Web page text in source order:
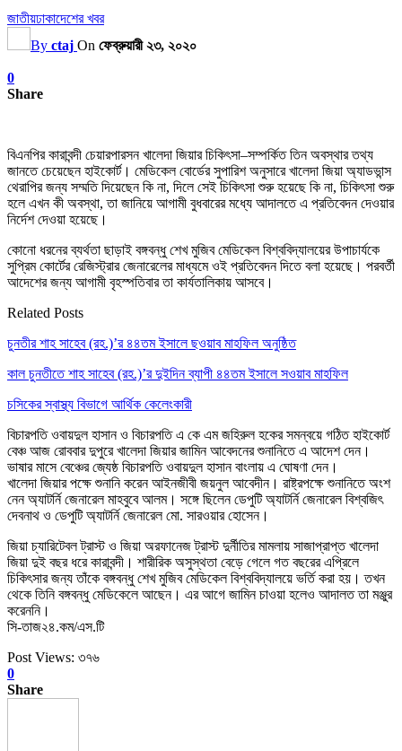
জাতীয়ঢাকাদেশের খবর
By ctaj On ফেব্রুয়ারী ২৩, ২০২০
0
Share
বিএনপির কারাবন্দী চেয়ারপারসন খালেদা জিয়ার চিকিৎসা–সম্পর্কিত তিন অবস্থার তথ্য
জানতে চেয়েছেন হাইকোর্ট। মেডিকেল বোর্ডের সুপারিশ অনুসারে খালেদা জিয়া অ্যাডভান্স
থেরাপির জন্য সম্মতি দিয়েছেন কি না, দিলে সেই চিকিৎসা শুরু হয়েছে কি না, চিকিৎসা শুরু
হলে এখন কী অবস্থা, তা জানিয়ে আগামী বুধবারের মধ্যে আদালতে এ প্রতিবেদন দেওয়ার
নির্দেশ দেওয়া হয়েছে।
কোনো ধরনের ব্যর্থতা ছাড়াই বঙ্গবন্ধু শেখ মুজিব মেডিকেল বিশ্ববিদ্যালয়ের উপাচার্যকে
সুপ্রিম কোর্টের রেজিস্ট্রার জেনারেলের মাধ্যমে ওই প্রতিবেদন দিতে বলা হয়েছে। পরবর্তী
আদেশের জন্য আগামী বৃহস্পতিবার তা কার্যতালিকায় আসবে।
Related Posts
চুনতীর শাহ সাহেব (রহ.)’র ৪৪তম ইসালে ছওয়াব মাহফিল অনুষ্ঠিত
কাল চুনতীতে শাহ সাহেব (রহ.)’র দুইদিন ব্যাপী ৪৪তম ইসালে সওয়াব মাহফিল
চসিকের স্বাস্থ্য বিভাগে আর্থিক কেলেংকারী
বিচারপতি ওবায়দুল হাসান ও বিচারপতি এ কে এম জহিরুল হকের সমন্বয়ে গঠিত হাইকোর্ট
বেঞ্চ আজ রোববার দুপুরে খালেদা জিয়ার জামিন আবেদনের শুনানিতে এ আদেশ দেন।
ভাষার মাসে বেঞ্চের জ্যেষ্ঠ বিচারপতি ওবায়দুল হাসান বাংলায় এ ঘোষণা দেন।
খালেদা জিয়ার পক্ষে শুনানি করেন আইনজীবী জয়নুল আবেদীন। রাষ্ট্রপক্ষে শুনানিতে অংশ
নেন অ্যাটর্নি জেনারেল মাহবুবে আলম। সঙ্গে ছিলেন ডেপুটি অ্যাটর্নি জেনারেল বিশ্বজিৎ
দেবনাথ ও ডেপুটি অ্যাটর্নি জেনারেল মো. সারওয়ার হোসেন।
জিয়া চ্যারিটেবল ট্রাস্ট ও জিয়া অরফানেজ ট্রাস্ট দুর্নীতির মামলায় সাজাপ্রাপ্ত খালেদা
জিয়া দুই বছর ধরে কারাবন্দী। শারীরিক অসুস্থতা বেড়ে গেলে গত বছরের এপ্রিলে
চিকিৎসার জন্য তাঁকে বঙ্গবন্ধু শেখ মুজিব মেডিকেল বিশ্ববিদ্যালয়ে ভর্তি করা হয়। তখন
থেকে তিনি বঙ্গবন্ধু মেডিকেলে আছেন। এর আগে জামিন চাওয়া হলেও আদালত তা মঞ্জুর
করেননি।
সি-তাজ২৪.কম/এস.টি
Post Views: ৩৭৬
0
Share